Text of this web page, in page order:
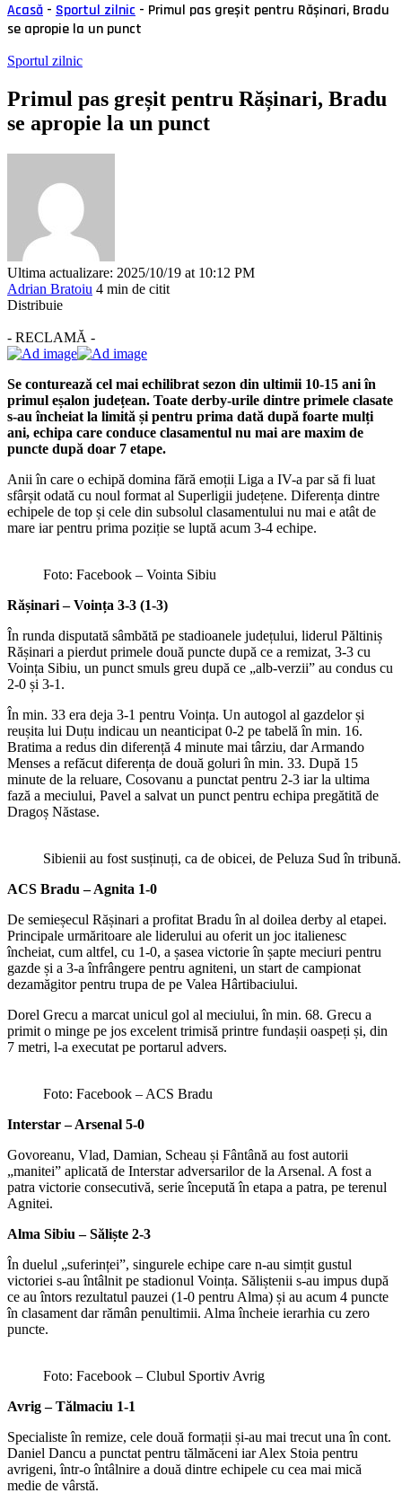
Acasă - Sportul zilnic - Primul pas greșit pentru Rășinari, Bradu
se apropie la un punct
Sportul zilnic
Primul pas greșit pentru Rășinari, Bradu
se apropie la un punct
Ultima actualizare: 2025/10/19 at 10:12 PM
Adrian Bratoiu 4 min de citit
Distribuie
- RECLAMĂ -
Se conturează cel mai echilibrat sezon din ultimii 10-15 ani în
primul eșalon județean. Toate derby-urile dintre primele clasate
s-au încheiat la limită și pentru prima dată după foarte mulți
ani, echipa care conduce clasamentul nu mai are maxim de
puncte după doar 7 etape.
Anii în care o echipă domina fără emoții Liga a IV-a par să fi luat
sfârșit odată cu noul format al Superligii județene. Diferența dintre
echipele de top și cele din subsolul clasamentului nu mai e atât de
mare iar pentru prima poziție se luptă acum 3-4 echipe.
Foto: Facebook – Vointa Sibiu
Rășinari – Voința 3-3 (1-3)
În runda disputată sâmbătă pe stadioanele județului, liderul Păltiniș
Rășinari a pierdut primele două puncte după ce a remizat, 3-3 cu
Voința Sibiu, un punct smuls greu după ce „alb-verzii” au condus cu
2-0 și 3-1.
În min. 33 era deja 3-1 pentru Voința. Un autogol al gazdelor și
reușita lui Duțu indicau un neanticipat 0-2 pe tabelă în min. 16.
Bratima a redus din diferență 4 minute mai târziu, dar Armando
Menses a refăcut diferența de două goluri în min. 33. După 15
minute de la reluare, Cosovanu a punctat pentru 2-3 iar la ultima
fază a meciului, Pavel a salvat un punct pentru echipa pregătită de
Dragoș Năstase.
Sibienii au fost susținuți, ca de obicei, de Peluza Sud în
ACS Bradu – Agnita 1-0
De semieșecul Rășinari a profitat Bradu în al doilea derby al etapei.
Principale urmăritoare ale liderului au oferit un joc italienesc
încheiat, cum altfel, cu 1-0, a șasea victorie în șapte meciuri pentru
gazde și a 3-a înfrângere pentru agniteni, un start de campionat
dezamăgitor pentru trupa de pe Valea Hârtibaciului.
Dorel Grecu a marcat unicul gol al meciului, în min. 68. Grecu a
primit o minge pe jos excelent trimisă printre fundașii oaspeți și, din
7 metri, l-a executat pe portarul advers.
Foto: Facebook – ACS Bradu
Interstar – Arsenal 5-0
Govoreanu, Vlad, Damian, Scheau și Fântână au fost autorii
„manitei” aplicată de Interstar adversarilor de la Arsenal. A fost a
patra victorie consecutivă, serie începută în etapa a patra, pe terenul
Agnitei.
Alma Sibiu – Săliște 2-3
În duelul „suferinței”, singurele echipe care n-au simțit gustul
victoriei s-au întâlnit pe stadionul Voința. Săliștenii s-au impus după
ce au întors rezultatul pauzei (1-0 pentru Alma) și au acum 4 puncte
în clasament dar rămân penultimii. Alma încheie ierarhia cu zero
puncte.
Foto: Facebook – Clubul Sportiv Avrig
Avrig – Tălmaciu 1-1
Specialiste în remize, cele două formații și-au mai trecut una în cont.
Daniel Dancu a punctat pentru tălmăceni iar Alex Stoia pentru
avrigeni, într-o întâlnire a două dintre echipele cu cea mai mică
medie de vârstă.